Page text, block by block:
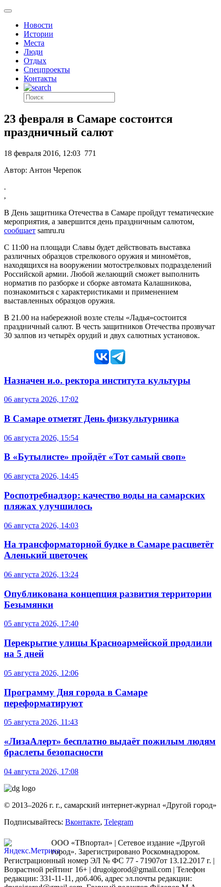
Новости
Истории
Места
Люди
Отдых
Спецпроекты
Контакты
23 февраля в Самаре состоится
праздничный салют
18 февраля 2016, 12:03 771
Автор: Антон Черепок
.
,
В День защитника Отечества в Самаре пройдут тематические
мероприятия, а завершится день праздничным салютом,
сообщает samru.ru
С 11:00 на площади Славы будет действовать выставка
различных образцов стрелкового оружия и миномётов,
находящихся на вооружении мотострелковых подразделений
Российской армии. Любой желающий сможет выполнить
норматив по разборке и сборке автомата Калашникова,
познакомиться с характеристиками и применением
выставленных образцов оружия.
В 21.00 на набережной возле стелы «Ладья»состоится
праздничный салют. В честь защитников Отечества прозвучат
30 залпов из четырёх орудий и двух салютных установок.
Назначен и.о. ректора института культуры
06 августа 2026, 17:02
В Самаре отметят День физкультурника
06 августа 2026, 15:54
В «Бутылисте» пройдёт «Тот самый своп»
06 августа 2026, 14:45
Роспотребнадзор: качество воды на самарских
пляжах улучшилось
06 августа 2026, 14:03
На трансформаторной будке в Самаре расцветёт
Аленький цветочек
06 августа 2026, 13:24
Опубликована концепция развития территории
Безымянки
05 августа 2026, 17:40
Перекрытие улицы Красноармейской продлили
на 5 дней
05 августа 2026, 12:06
Программу Дня города в Самаре
переформатируют
05 августа 2026, 11:43
«ЛизаАлерт» бесплатно выдаёт пожилым людям
браслеты безопасности
04 августа 2026, 17:08
© 2013–2026 г. г., самарский интернет-журнал «Другой город»
Подписывайтесь: Вконтакте, Telegram
ООО «ТВпортал» | Сетевое издание «Другой
город». Зарегистрировано Роскомнадзором.
Регистрационный номер ЭЛ № ФС 77 - 71907от 13.12.2017 г. |
Возрастной рейтинг 16+ | drugoigorod@gmail.com | Телефон
редакции: 331-11-11, доб.406, адрес эл.почты редакции: